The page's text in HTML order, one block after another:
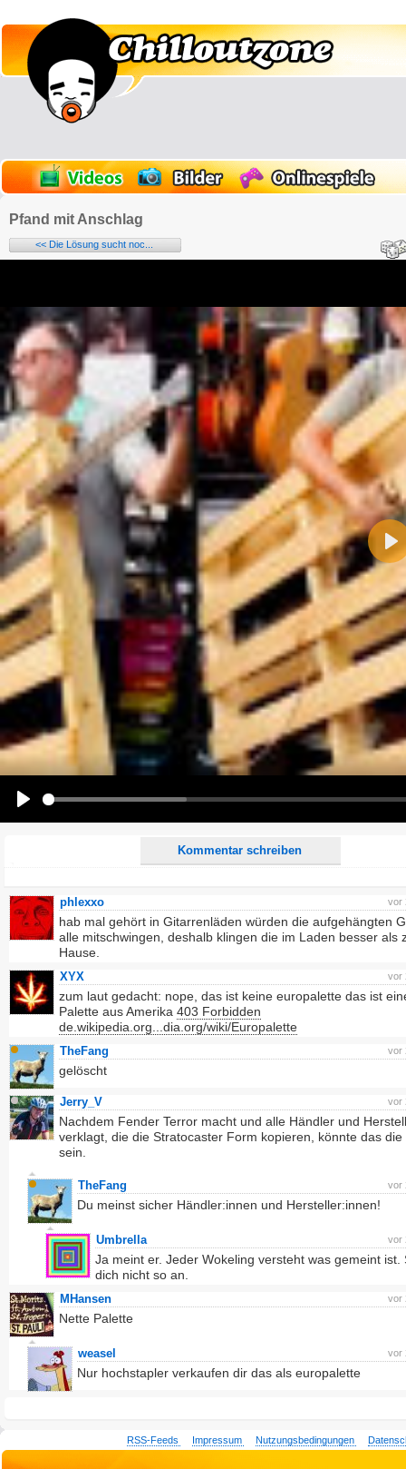
Pfand mit Anschlag
<< Die Lösung sucht noc...
Kommentar schreiben
Name:
E-Mail-Adresse (optional):
Alle HTML-Tags außer <br>, <strike> und <i> werden aus Deinem Kommentar entfernt.
URLs werden automatisch umgewandelt. Bitte verwende "www." oder "http://" in URLs
Ich möchte eine E-Mail, wenn auf dieser Seite weitere Kommentare erscheinen.
vor
phlexxo
hab mal gehört in Gitarrenläden würden die aufgehängten
alle mitschwingen, deshalb klingen die im Laden besser als
Hause.
vor
XYX
zum laut gedacht: nope, das ist keine europalette das ist
Palette aus Amerika 403 Forbidden
de.wikipedia.org...dia.org/wiki/Europalette
vor
TheFang
gelöscht
vor
Jerry_V
Nachdem Fender Terror macht und alle Händler und
verklagt, die die Stratocaster Form kopieren, könnte das die
sein.
vor
TheFang
Du meinst sicher Händler:innen und Hersteller:innen!
vor
Umbrella
Ja meint er. Jeder Wokeling versteht was gemeint ist.
dich nicht so an.
vor
MHansen
Nette Palette
vor
weasel
Nur hochstapler verkaufen dir das als europalette
RSS-Feeds Impressum Nutzungsbedingungen